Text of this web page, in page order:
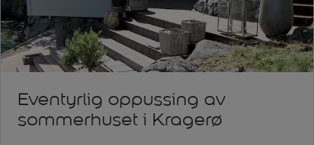
Eventyrlig oppussing av
sommerhuset i Kragerø